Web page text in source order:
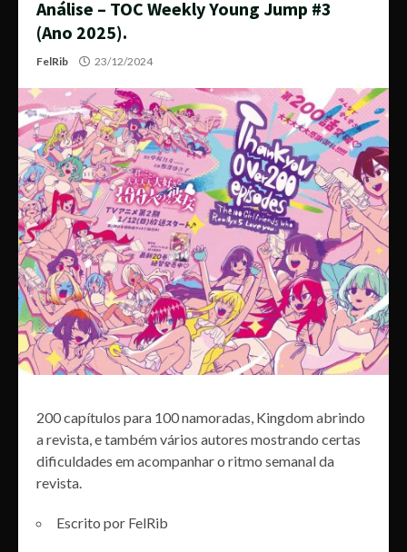
Análise – TOC Weekly Young Jump #3
(Ano 2025).
FelRib 23/12/2024
200 capítulos para 100 namoradas, Kingdom abrindo
a revista, e também vários autores mostrando certas
dificuldades em acompanhar o ritmo semanal da
revista.
Escrito por FelRib